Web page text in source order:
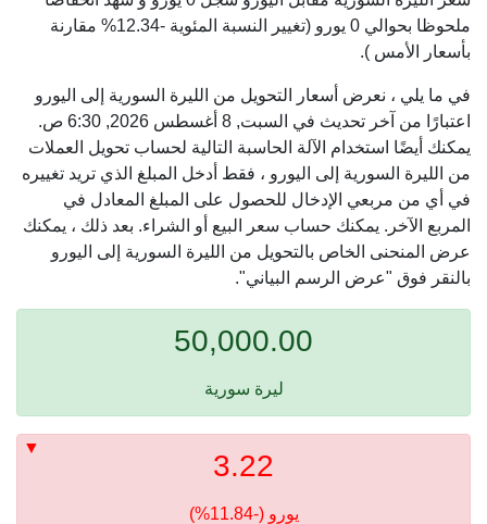
ملحوظا بحوالي 0 يورو (تغيير النسبة المئوية -12.34% مقارنة
بأسعار الأمس ).
في ما يلي ، نعرض أسعار التحويل من الليرة السورية إلى اليورو
اعتبارًا من آخر تحديث في السبت, 8 أغسطس 2026, 6:30 ص.
يمكنك أيضًا استخدام الآلة الحاسبة التالية لحساب تحويل العملات
من الليرة السورية إلى اليورو ، فقط أدخل المبلغ الذي تريد تغييره
في أي من مربعي الإدخال للحصول على المبلغ المعادل في
المربع الآخر. يمكنك حساب سعر البيع أو الشراء. بعد ذلك ، يمكنك
عرض المنحنى الخاص بالتحويل من الليرة السورية إلى اليورو
بالنقر فوق "عرض الرسم البياني".
50,000.00
ليرة سورية
3.22
يورو (-11.84%)